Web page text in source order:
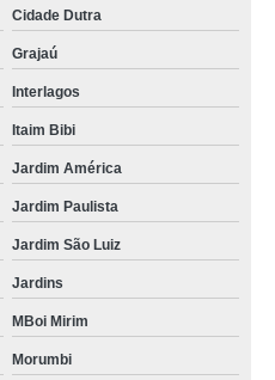
do Jordão
São Domingos
São Mateus
Cidade Dutra
Grajaú
Interlagos
Itaim Bibi
Jardim América
Jardim Paulista
Jardim São Luiz
Jardins
MBoi Mirim
Morumbi